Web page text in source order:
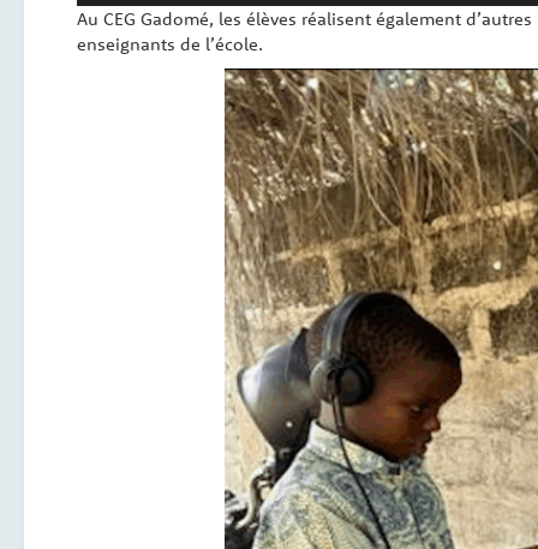
Au CEG Gadomé, les élèves réalisent également
enseignants de l’école.